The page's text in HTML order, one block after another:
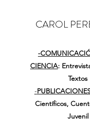
CAROL
-
CIENCIA:
Textos
-
Científicos,
Juvenil